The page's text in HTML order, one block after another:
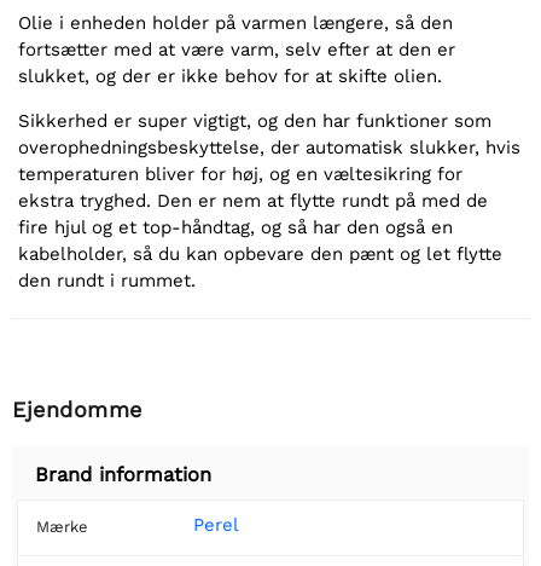
Olie i enheden holder på varmen længere, så den
fortsætter med at være varm, selv efter at den er
slukket, og der er ikke behov for at skifte olien.
Sikkerhed er super vigtigt, og den har funktioner som
overophedningsbeskyttelse, der automatisk slukker, hvis
temperaturen bliver for høj, og en væltesikring for
ekstra tryghed. Den er nem at flytte rundt på med de
fire hjul og et top-håndtag, og så har den også en
kabelholder, så du kan opbevare den pænt og let flytte
den rundt i rummet.
Ejendomme
Brand information
Mærke Perel